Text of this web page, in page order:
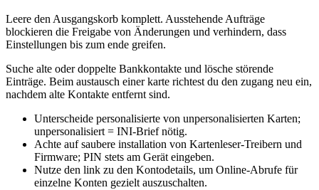
Leere den Ausgangskorb komplett. Ausstehende Aufträge
blockieren die Freigabe von Änderungen und verhindern, dass
Einstellungen bis zum ende greifen.
Suche alte oder doppelte Bankkontakte und lösche störende
Einträge. Beim austausch einer karte richtest du den zugang neu ein,
nachdem alte Kontakte entfernt sind.
Unterscheide personalisierte von unpersonalisierten Karten;
unpersonalisiert = INI‑Brief nötig.
Achte auf saubere installation von Kartenleser‑Treibern und
Firmware; PIN stets am Gerät eingeben.
Nutze den link zu den Kontodetails, um Online‑Abrufe für
einzelne Konten gezielt auszuschalten.